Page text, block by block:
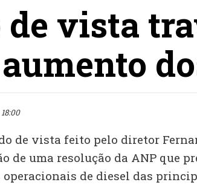
de vista
de vista feito pelo diretor
de uma resolução da ANP que
operacionais de diesel das